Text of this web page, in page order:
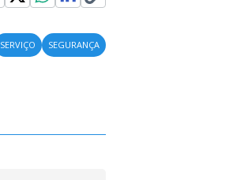
SERVIÇO
SEGURANÇA